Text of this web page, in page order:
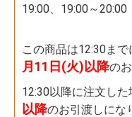
19:00、19:00～20:00
この商品は12:30まで
月11日(火)以降の
12:30以降に注文した
以降のお引渡しにな